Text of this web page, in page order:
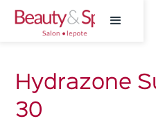
Hydrazone
30